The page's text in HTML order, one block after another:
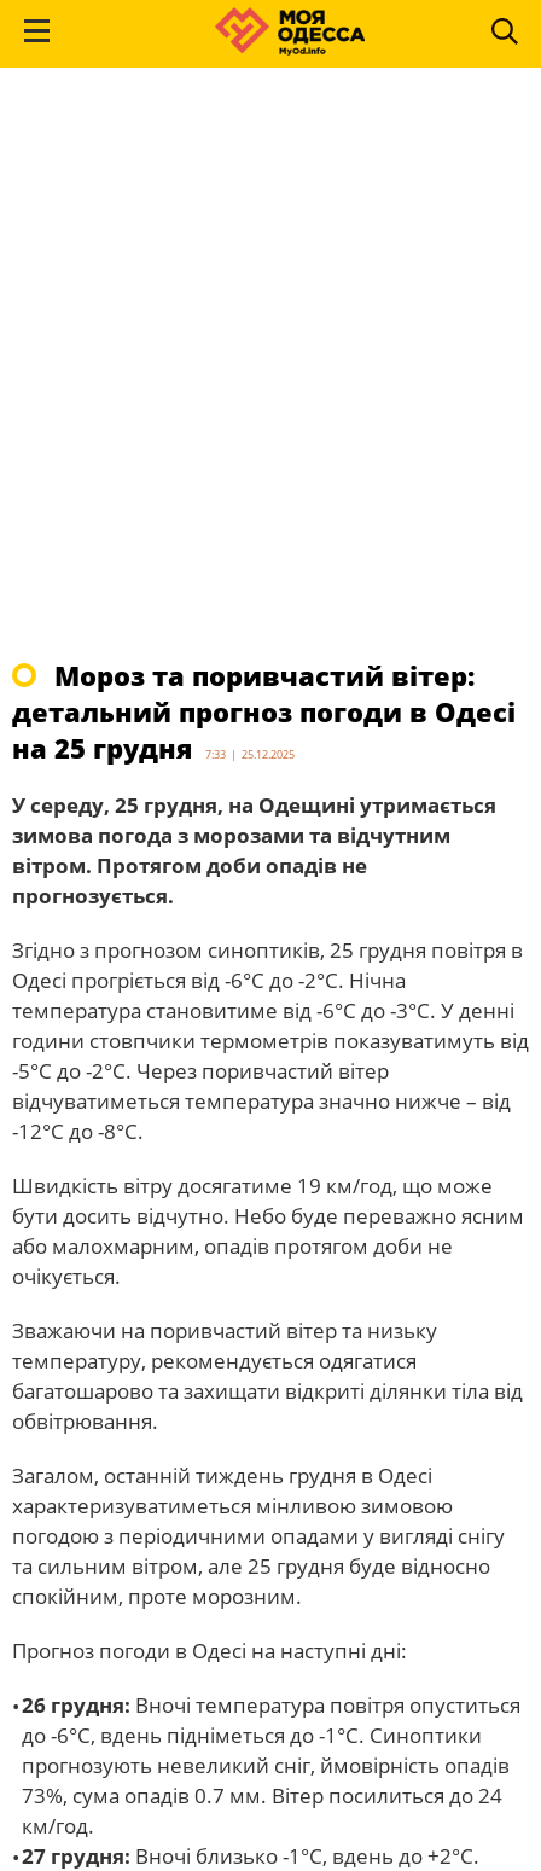
Мороз та поривчастий вітер:
детальний прогноз погоди в Одесі
на 25 грудня
7:33 | 25.12.2025
У середу, 25 грудня, на Одещині утримається
зимова погода з морозами та відчутним
вітром. Протягом доби опадів не
прогнозується.
Згідно з прогнозом синоптиків, 25 грудня повітря в
Одесі прогріється від -6°С до -2°С. Нічна
температура становитиме від -6°С до -3°С. У денні
години стовпчики термометрів показуватимуть від
-5°С до -2°С. Через поривчастий вітер
відчуватиметься температура значно нижче – від
-12°С до -8°С.
Швидкість вітру досягатиме 19 км/год, що може
бути досить відчутно. Небо буде переважно ясним
або малохмарним, опадів протягом доби не
очікується.
Зважаючи на поривчастий вітер та низьку
температуру, рекомендується одягатися
багатошарово та захищати відкриті ділянки тіла від
обвітрювання.
Загалом, останній тиждень грудня в Одесі
характеризуватиметься мінливою зимовою
погодою з періодичними опадами у вигляді снігу
та сильним вітром, але 25 грудня буде відносно
спокійним, проте морозним.
Прогноз погоди в Одесі на наступні дні:
26 грудня: Вночі температура повітря опуститься
до -6°С, вдень підніметься до -1°С. Синоптики
прогнозують невеликий сніг, ймовірність опадів
73%, сума опадів 0.7 мм. Вітер посилиться до 24
км/год.
27 грудня: Вночі близько -1°С, вдень до +2°С.